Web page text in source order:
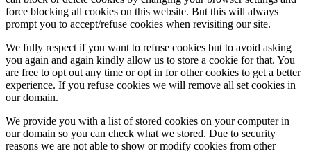
force blocking all cookies on this website. But this will always
prompt you to accept/refuse cookies when revisiting our site.
We fully respect if you want to refuse cookies but to avoid asking
you again and again kindly allow us to store a cookie for that. You
are free to opt out any time or opt in for other cookies to get a better
experience. If you refuse cookies we will remove all set cookies in
our domain.
We provide you with a list of stored cookies on your computer in
our domain so you can check what we stored. Due to security
reasons we are not able to show or modify cookies from other